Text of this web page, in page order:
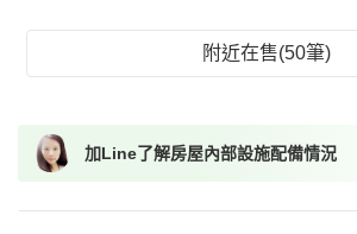
我想找配備瓦斯爐的物件
我想找具垃圾處理的物件
我想找近捷運的物件
附近在售(50筆)
加Line了解房屋內部設施配備情況